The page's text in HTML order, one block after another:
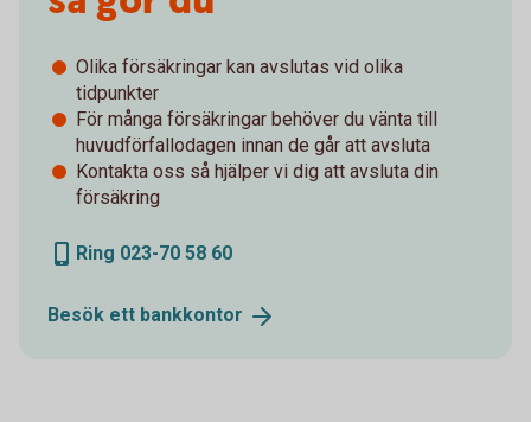
Olika försäkringar kan avslutas vid olika
tidpunkter
För många försäkringar behöver du vänta till
huvudförfallodagen innan de går att avsluta
Kontakta oss så hjälper vi dig att avsluta din
försäkring
Ring 023-70 58 60
Besök ett bankkontor